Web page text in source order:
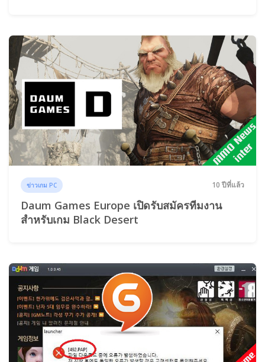
ข่าวเกม PC 10 ปีที่แล้ว
Daum Games Europe เปิดรับสมัครทีมงาน
สำหรับเกม Black Desert